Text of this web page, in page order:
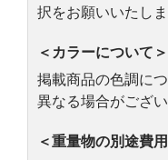
択をお願いいたしま
＜カラーについて＞
掲載商品の色調に
異なる場合がござい
＜重量物の別途費